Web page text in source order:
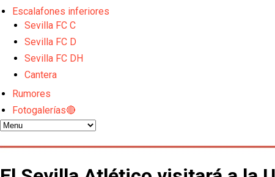
Escalafones inferiores
Sevilla FC C
Sevilla FC D
Sevilla FC DH
Cantera
Rumores
Fotogalerías🔴